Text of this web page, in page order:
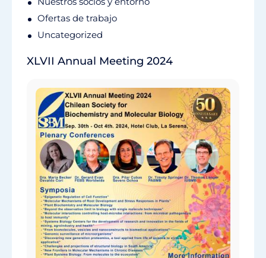
Ofertas de trabajo
Uncategorized
XLVII Annual Meeting 2024